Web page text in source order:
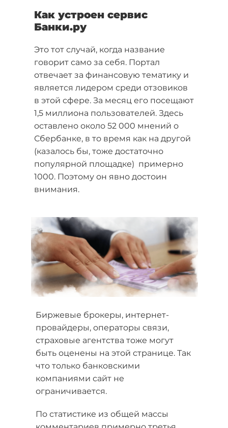
Биржевые брокеры, интернет-
провайдеры, операторы связи,
страховые агентства тоже могут
быть оценены на этой странице. Так
что только банковскими
компаниями сайт не
ограничивается.
По статистике из общей массы
Как устроен сервис
Банки.ру
Это тот случай, когда название
говорит само за себя. Портал
отвечает за финансовую тематику и
является лидером среди отзовиков
в этой сфере. За месяц его посещают
1,5 миллиона пользователей. Здесь
оставлено около 52 000 мнений о
Сбербанке, в то время как на другой
(казалось бы, тоже достаточно
популярной площадке) примерно
1000. Поэтому он явно достоин
внимания.